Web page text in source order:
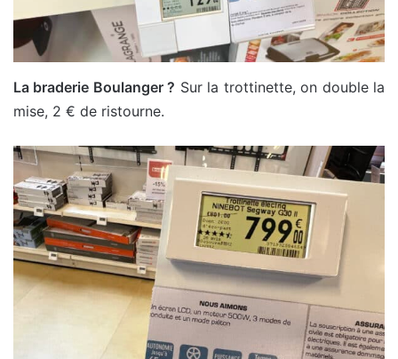
La braderie Boulanger ? Sur la trottinette, on double la
mise, 2 € de ristourne.